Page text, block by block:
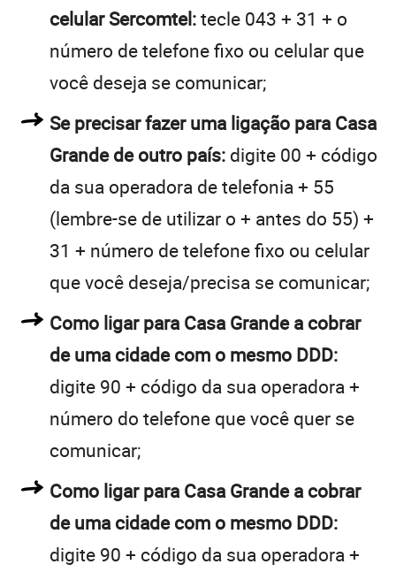
celular Sercomtel:tecle 043 + 31 + o
número de telefone fixo ou celular que
você deseja se comunicar;
Se precisar fazer uma ligação para Casa
Grande de outro país: digite 00 + código
da sua operadora de telefonia + 55
(lembre-se de utilizar o + antes do 55) +
31 + número de telefone fixo ou celular
que você deseja/precisa se comunicar;
Como ligar para Casa Grande a cobrar
de uma cidade com o mesmo DDD:
digite 90 + código da sua operadora +
número do telefone que você quer se
comunicar;
Como ligar para Casa Grande a cobrar
de uma cidade com o mesmo DDD:
digite 90 + código da sua operadora +